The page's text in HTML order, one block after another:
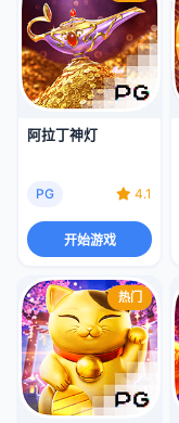
阿拉丁神灯
PG 4.1
开始游戏
热门